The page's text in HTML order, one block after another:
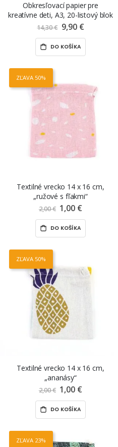
Obkresľovací papier pre
kreatívne deti, A3, 20-listový blok
14,30 € Znížená
cena
9,90 €
DO KOŠÍKA
ZĽAVA 50%
Textilné vrecko 14 x 16 cm,
„ružové s fľakmi“
2,00 € Znížená
cena
1,00 €
DO KOŠÍKA
ZĽAVA 50%
Textilné vrecko 14 x 16 cm,
„ananásy“
2,00 € Znížená
cena
1,00 €
DO KOŠÍKA
ZĽAVA 23%